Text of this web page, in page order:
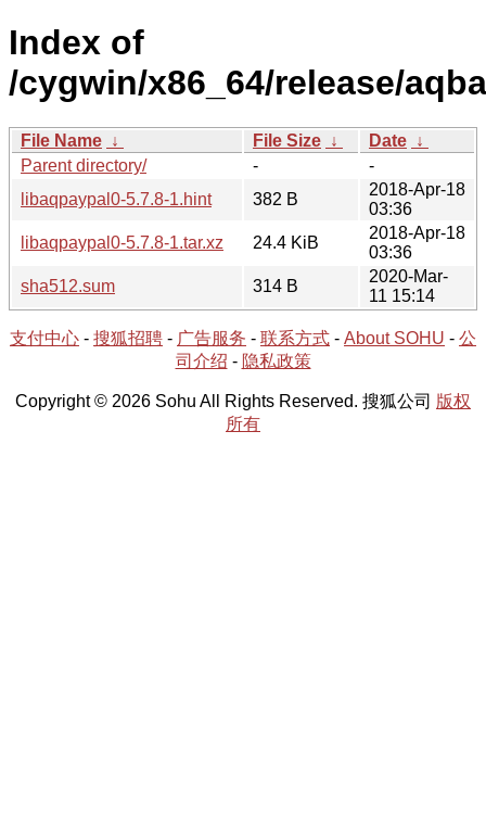
Index of
/cygwin/x86_64/release/
File Name ↓ File Size ↓ Date ↓
Parent directory/
-
-
libaqpaypal0-5.7.8-1.hint
382 B
2018-Apr-18
03:36
libaqpaypal0-5.7.8-1.tar.xz
24.4 KiB
2018-Apr-18
03:36
sha512.sum
314 B
2020-Mar-
11 15:14
支付中心 - 搜狐招聘 - 广告服务 - 联系方式 - About SOHU - 公
司介绍 - 隐私政策
Copyright © 2026 Sohu All Rights Reserved. 搜狐公司 版权
所有